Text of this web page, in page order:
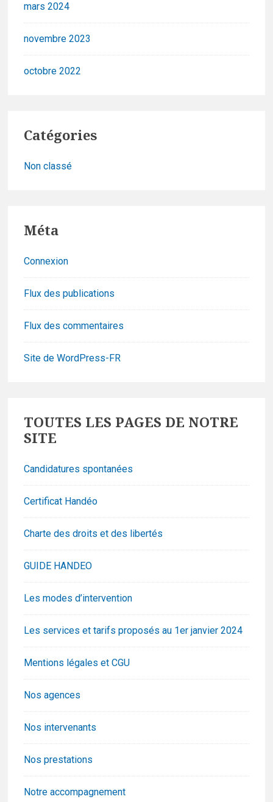
mars 2024
novembre 2023
octobre 2022
Catégories
Non classé
Méta
Connexion
Flux des publications
Flux des commentaires
Site de WordPress-FR
Widgets
TOUTES LES PAGES DE NOTRE
SITE
Candidatures spontanées
Certificat Handéo
Charte des droits et des libertés
GUIDE HANDEO
Les modes d’intervention
Les services et tarifs proposés au 1er janvier 2024
Mentions légales et CGU
Nos agences
Nos intervenants
Nos prestations
Notre accompagnement